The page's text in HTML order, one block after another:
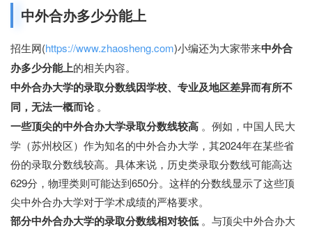
中外合办多少分能上
招生网(https://www.zhaosheng.com)小编还为大家带来中外合
办多少分能上的相关内容。
中外合办大学的录取分数线因学校、专业及地区差异而有所不
同，无法一概而论 。
一些顶尖的中外合办大学录取分数线较高 。例如，中国人民大
学（苏州校区）作为知名的中外合办大学，其2024年在某些省
份的录取分数线较高。具体来说，历史类录取分数线可能高达
629分，物理类则可能达到650分。这样的分数线显示了这些顶
尖中外合办大学对于学术成绩的严格要求。
部分中外合办大学的录取分数线相对较低 。与顶尖中外合办大